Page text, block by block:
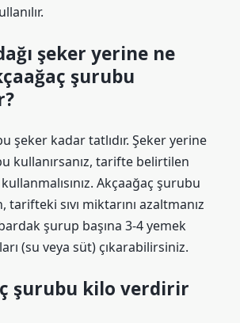
şeker yerine ne
şurubu
şeker kadar tatlıdır. Şeker yerine
kullanırsanız, tarifte belirtilen
Akçaağaç şurubu
tarifteki sıvı miktarını azaltmanız
şurup başına 3-4 yemek
(su veya süt) çıkarabilirsiniz.
şurubu kilo verdirir